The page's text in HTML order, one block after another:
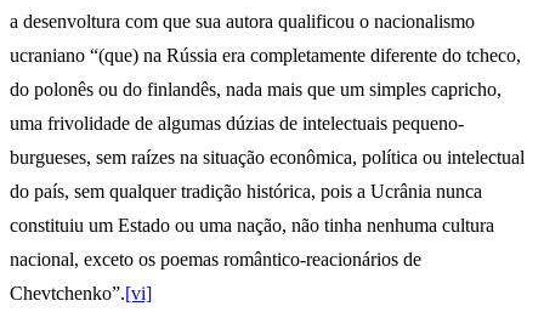
a desenvoltura com que sua autora qualificou o nacionalismo
ucraniano “(que) na Rússia era completamente diferente do tcheco,
do polonês ou do finlandês, nada mais que um simples capricho,
uma frivolidade de algumas dúzias de intelectuais pequeno-
burgueses, sem raízes na situação econômica, política ou intelectual
do país, sem qualquer tradição histórica, pois a Ucrânia nunca
constituiu um Estado ou uma nação, não tinha nenhuma cultura
nacional, exceto os poemas romântico-reacionários de
Chevtchenko”.[vi]